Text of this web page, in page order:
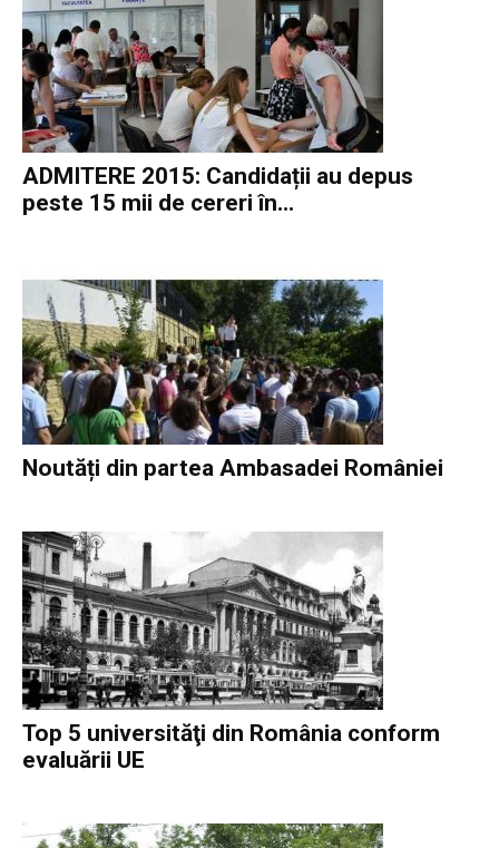
ADMITERE 2015: Candidații au depus
peste 15 mii de cereri în...
Noutăți din partea Ambasadei României
Top 5 universităţi din România conform
evaluării UE